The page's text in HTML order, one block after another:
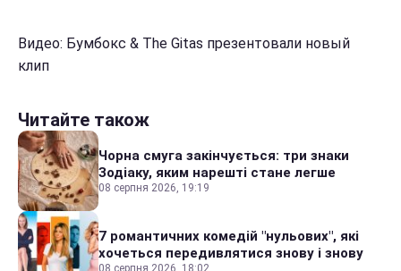
Видео: Бумбокс & The Gitas презентовали новый
клип
Читайте також
Чорна смуга закінчується: три знаки
Зодіаку, яким нарешті стане легше
08 серпня 2026, 19:19
7 романтичних комедій "нульових", які
хочеться передивлятися знову і знову